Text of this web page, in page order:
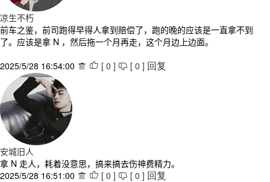
凉生不朽
前车之鉴，前司跑得早得人拿到赔偿了，跑的晚的应该是一直拿不到
了。应该是拿 N ，然后拖一个月再走，这个月边上边面。
2025/5/28 16:54:00   [ 0 ]  [ 0 ] 回复
安城旧人
拿 N 走人，耗着没意思，搞来搞去伤神费精力。
2025/5/28 16:51:00   [ 0 ]  [ 0 ] 回复